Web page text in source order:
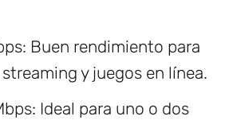
Buen rendimiento para
y juegos en línea.
Ideal para uno o dos